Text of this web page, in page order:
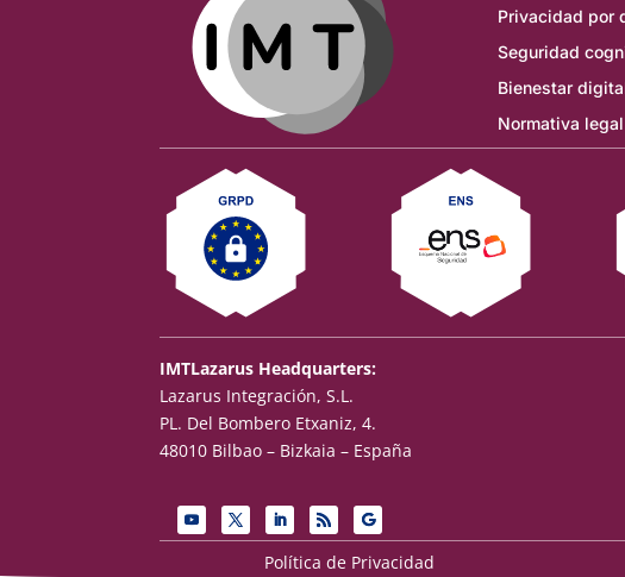
Privacidad por
Seguridad
Bienestar
Normativa legal
IMTLazarus Headquarters:
Lazarus Integración, S.L.
PL. Del Bombero Etxaniz, 4.
48010 Bilbao – Bizkaia – España
Política de Privacidad